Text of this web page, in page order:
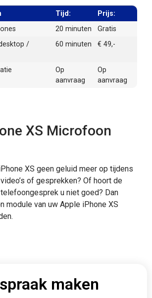
Tijd:
Prijs:
20 minuten
Gratis
/
60 minuten € 49,-
Op
aanvraag
Op
aanvraag
XS Microfoon
XS geen geluid meer op tijdens
of gesprekken? Of hoort de
u niet goed? Dan
module van uw Apple iPhone XS
maken